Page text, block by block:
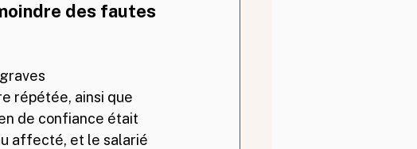
des fautes
répétée, ainsi que
de confiance était
affecté, et le salarié